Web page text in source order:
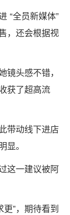
“全员新媒体”
，还会根据视
镜头感不错，
获了超高流
带动线下进店
。
这一建议被阿
”，期待看到